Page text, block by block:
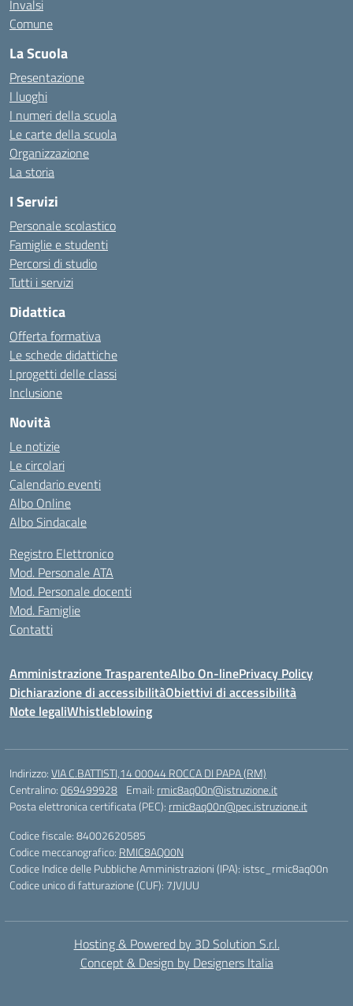
Invalsi
Comune
La Scuola
Presentazione
I luoghi
I numeri della scuola
Le carte della scuola
Organizzazione
La storia
I Servizi
Personale scolastico
Famiglie e studenti
Percorsi di studio
Tutti i servizi
Didattica
Offerta formativa
Le schede didattiche
I progetti delle classi
Inclusione
Novità
Le notizie
Le circolari
Calendario eventi
Albo Online
Albo Sindacale
Registro Elettronico
Mod. Personale ATA
Mod. Personale docenti
Mod. Famiglie
Contatti
Amministrazione TrasparenteAlbo On-linePrivacy Policy
Dichiarazione di accessibilitàObiettivi di accessibilità
Note legaliWhistleblowing
Indirizzo:VIA C.BATTISTI,14 00044 ROCCA DI PAPA (RM)
Centralino:069499928 Email: rmic8aq00n@istruzione.it
Posta elettronica certificata (PEC): rmic8aq00n@pec.istruzione.it
Codice fiscale: 84002620585
Codice meccanografico: RMIC8AQ00N
Codice Indice delle Pubbliche Amministrazioni (IPA): istsc_rmic8aq00n
Codice unico di fatturazione (CUF): 7JVJUU
Hosting & Powered by 3D Solution S.r.l.
Concept & Design by Designers Italia